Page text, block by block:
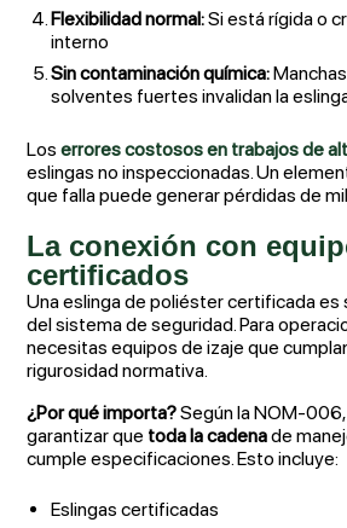
Flexibilidad normal:Si está rígida o
interno
Sin contaminación química:
solventes fuertes invalidan la
Los errores costosos en trabajos de
eslingas no inspeccionadas. Un
que falla puede generar pérdidas de
La conexión con
certificados
Una eslinga de poliéster certificada es
del sistema de seguridad. Para
necesitas equipos de izaje que
rigurosidad normativa.
¿Por qué importa?Según la NOM-
garantizar que toda la cadenade
cumple especificaciones. Esto incluye:
Eslingas certificadas